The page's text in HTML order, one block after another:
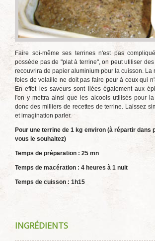
Faire soi-même ses terrines n'est pas
possède pas de "plat à terrine", on peut utiliser
recouvrira de papier aluminium pour la cuisson. La
foies de volaille ne doit pas faire peur à ceux qui
En effet les saveurs sont liées également aux
l'on y mettra ainsi que les alcools utilisés pour
donc des milliers de recettes de terrine. Laissez
et imagination parler.
Pour une terrine de 1 kg environ (à répartir dans
vous le souhaitez)
Temps de préparation : 25 mn
Temps de macération : 4 heures à 1 nuit
Temps de cuisson : 1h15
INGRÉDIENTS